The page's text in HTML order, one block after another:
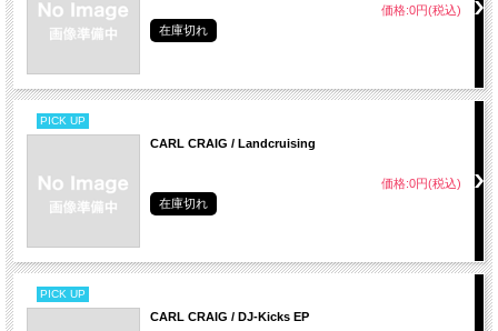
価格:0円(税込)
在庫切れ
PICK UP
CARL CRAIG / Landcruising
価格:0円(税込)
在庫切れ
PICK UP
CARL CRAIG / DJ-Kicks EP